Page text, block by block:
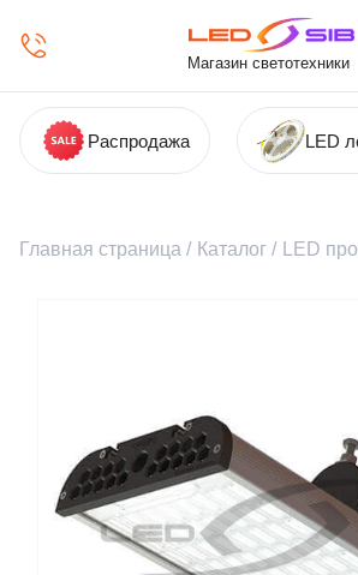
Магазин светотехники
Распродажа LED
Главная страница / Каталог / LED